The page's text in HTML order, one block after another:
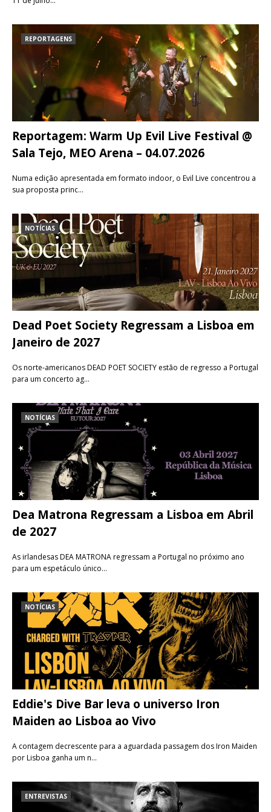
REPORTAGENS
Reportagem: Warm Up Evil Live Festival @
Sala Tejo, MEO Arena – 04.07.2026
Numa edição apresentada em formato indoor, o Evil Live concentrou a
sua proposta princ…
NOTÍCIAS
Dead Poet Society Regressam a Lisboa em
Janeiro de 2027
Os norte-americanos DEAD POET SOCIETY estão de regresso a Portugal
para um concerto ag…
NOTÍCIAS
Dea Matrona Regressam a Lisboa em Abril
de 2027
As irlandesas DEA MATRONA regressam a Portugal no próximo ano
para um espetáculo único…
NOTÍCIAS
Eddie's Dive Bar leva o universo Iron
Maiden ao Lisboa ao Vivo
A contagem decrescente para a aguardada passagem dos Iron Maiden
por Lisboa ganha um n…
ENTREVISTAS